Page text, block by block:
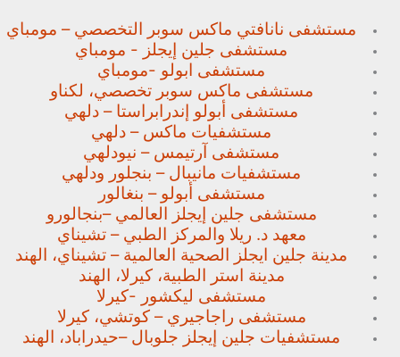
مستشفى نانافتي ماكس سوبر التخصصي – مومباي
مستشفى جلين إيجلز - مومباي
مستشفى ابولو -مومباي
مستشفى ماكس سوبر تخصصي، لكناو
مستشفى أبولو إندرابراستا – دلهي
مستشفيات ماكس – دلهي
مستشفى آرتيمس – نيودلهي
مستشفيات مانيبال – بنجلور ودلهي
مستشفى أبولو – بنغالور
مستشفى جلين إيجلز العالمي –بنجالورو
معهد د. ريلا والمركز الطبي – تشيناي
مدينة جلين ايجلز الصحية العالمية – تشيناي، الهند
مدينة استر الطبية، كيرلا، الهند
مستشفى ليكشور -كيرلا
مستشفى راجاجيري – كوتشي، كيرلا
مستشفيات جلين إيجلز جلوبال –حيدراباد، الهند